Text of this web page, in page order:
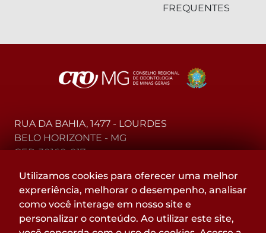
FREQUENTES
RUA DA BAHIA, 1477 - LOURDES
BELO HORIZONTE - MG
CEP: 30160-017
(31) 2104-3000 - WhatsApp
0800-015-4000 - Telefone
Utilizamos cookies para oferecer uma melhor
expreriência, melhorar o desempenho, analisar
como você interage em nosso site e
personalizar o conteúdo. Ao utilizar este site,